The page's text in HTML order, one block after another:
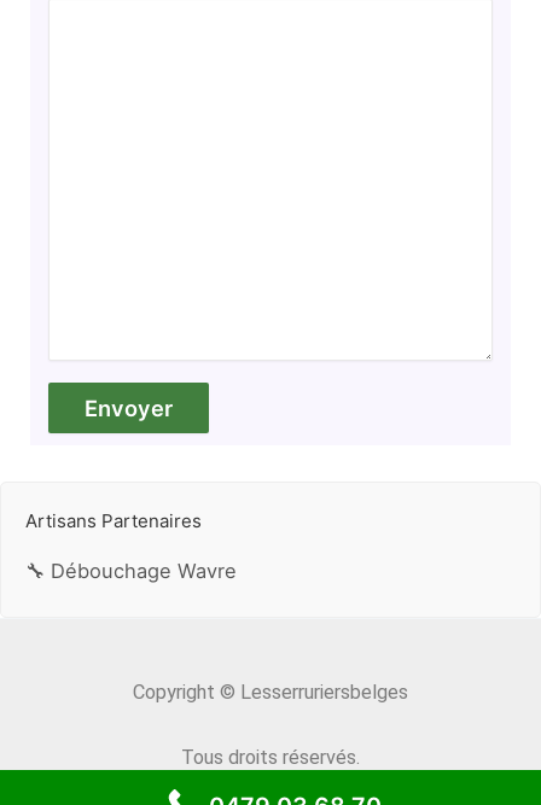
Artisans Partenaires
🔧 Débouchage Wavre
Copyright © Lesserruriersbelges
Tous droits réservés.